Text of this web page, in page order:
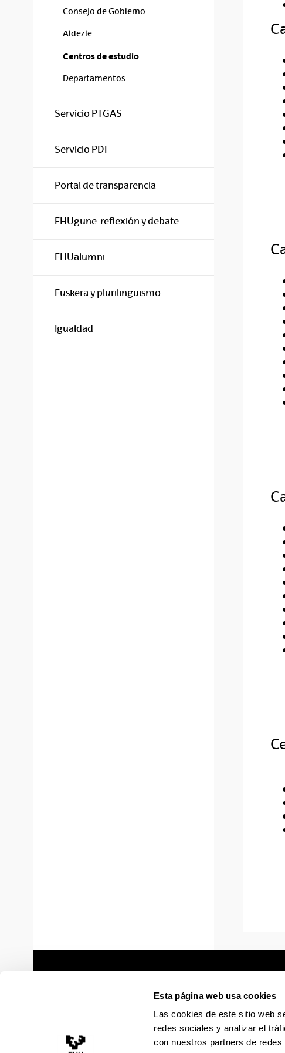
Esta página web usa cookies
Las cookies de este sitio web
redes sociales y analizar el
con nuestros partners de
Consejo de Gobierno
Aldezle
Centros de estudio
Departamentos
Servicio PTGAS
Servicio PDI
Portal de transparencia
EHUgune-reflexión y debate
EHUalumni
Euskera y plurilingüismo
Igualdad